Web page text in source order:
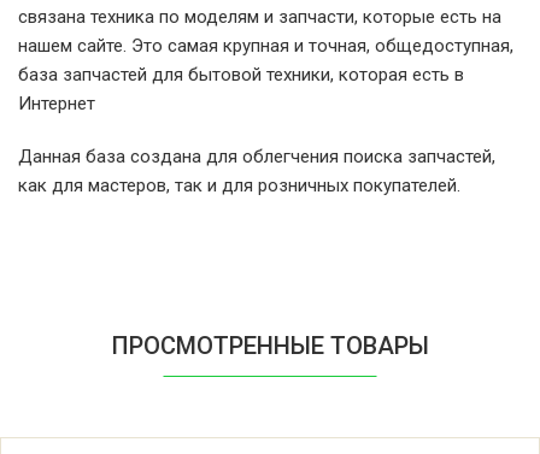
Samsung AGE0104MBT/XAX
Samsung AGE107L
Samsung AGE107L/XAP
Samsung AGE1103TW/XAP
связана техника по моделям и запчасти, которые есть на
нашем сайте. Это самая крупная и точная, общедоступная,
база запчастей для бытовой техники, которая есть в
Интернет
Данная база создана для облегчения поиска запчастей,
как для мастеров, так и для розничных покупателей.
ПРОСМОТРЕННЫЕ ТОВАРЫ